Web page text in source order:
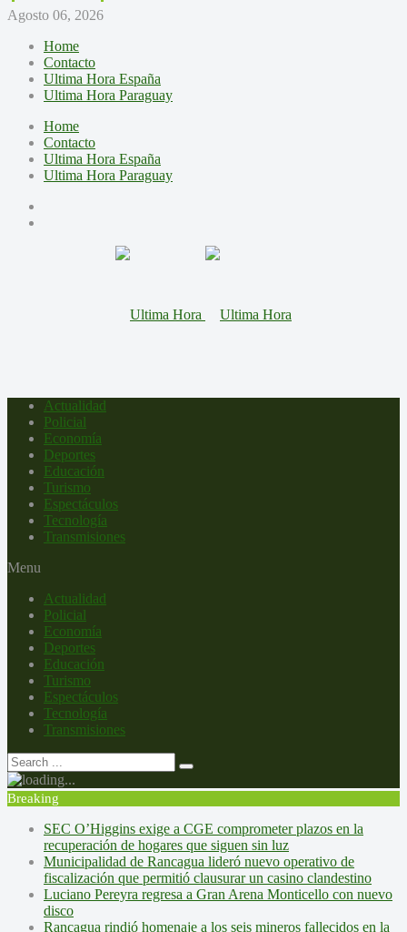
Agosto 06, 2026
Home
Contacto
Ultima Hora España
Ultima Hora Paraguay
Home
Contacto
Ultima Hora España
Ultima Hora Paraguay
Actualidad
Policial
Economía
Deportes
Educación
Turismo
Espectáculos
Tecnología
Transmisiones
Menu
Actualidad
Policial
Economía
Deportes
Educación
Turismo
Espectáculos
Tecnología
Transmisiones
Breaking
SEC O’Higgins exige a CGE comprometer plazos en la
recuperación de hogares que siguen sin luz
Municipalidad de Rancagua lideró nuevo operativo de
fiscalización que permitió clausurar un casino clandestino
Luciano Pereyra regresa a Gran Arena Monticello con nuevo
disco
Rancagua rindió homenaje a los seis mineros fallecidos en la